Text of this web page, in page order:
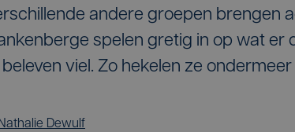
andere groepen brengen
spelen gretig in op wat er
viel. Zo hekelen ze
Dewulf